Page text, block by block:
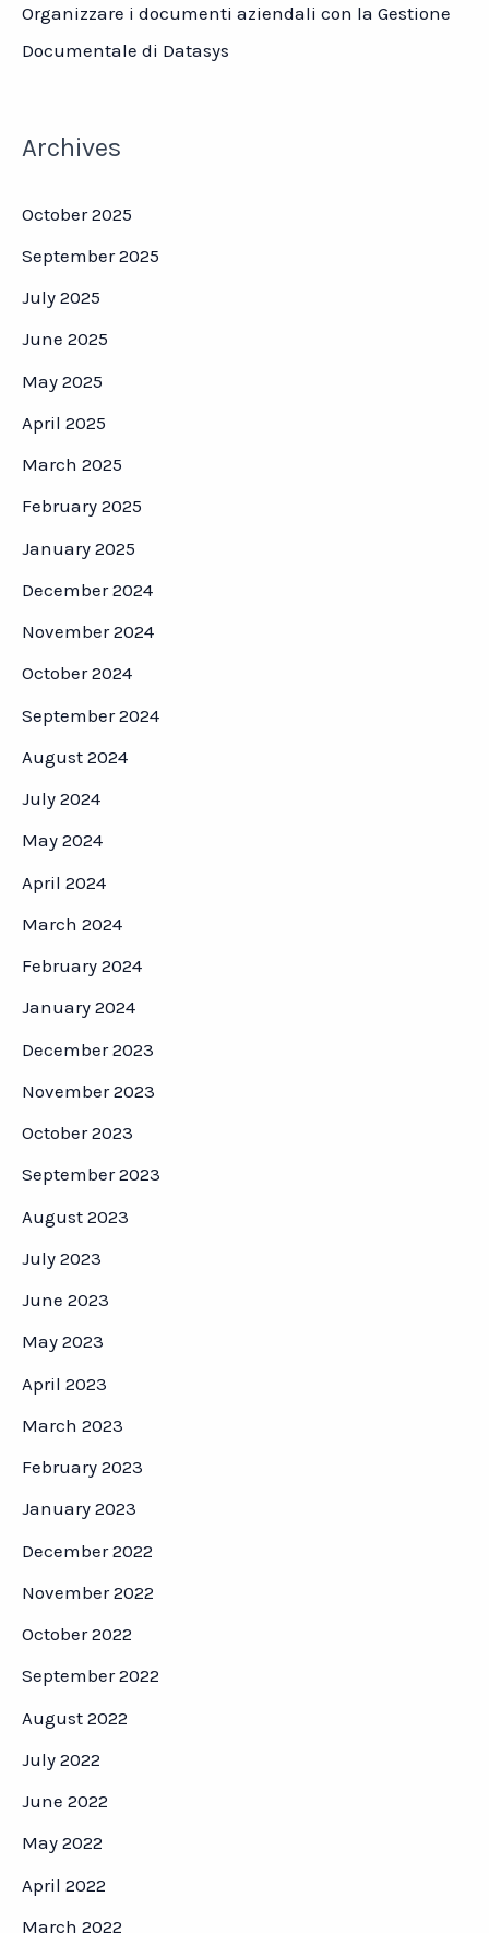
Organizzare i documenti aziendali con la Gestione
Documentale di Datasys
Archives
October 2025
September 2025
July 2025
June 2025
May 2025
April 2025
March 2025
February 2025
January 2025
December 2024
November 2024
October 2024
September 2024
August 2024
July 2024
May 2024
April 2024
March 2024
February 2024
January 2024
December 2023
November 2023
October 2023
September 2023
August 2023
July 2023
June 2023
May 2023
April 2023
March 2023
February 2023
January 2023
December 2022
November 2022
October 2022
September 2022
August 2022
July 2022
June 2022
May 2022
April 2022
March 2022